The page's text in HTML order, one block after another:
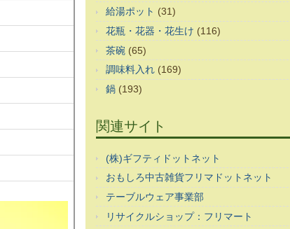
給湯ポット (31)
花瓶・花器・花生け (116)
茶碗 (65)
調味料入れ (169)
鍋 (193)
関連サイト
(株)ギフティドットネット
おもしろ中古雑貨フリマドットネット
テーブルウェア事業部
リサイクルショップ：フリマート